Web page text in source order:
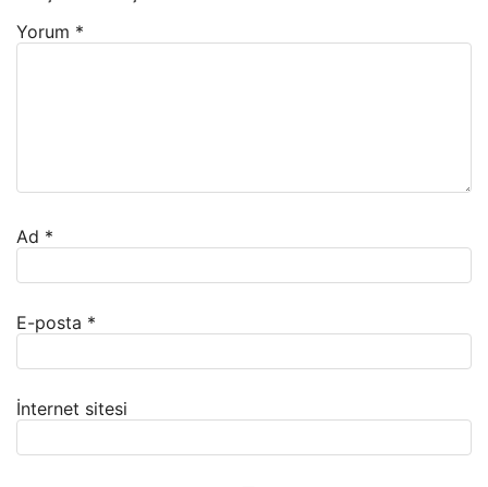
Yorum *
Ad *
E-posta *
İnternet sitesi